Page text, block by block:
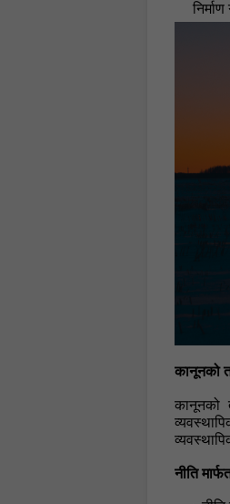
कानूनको
कानूनको
नीति